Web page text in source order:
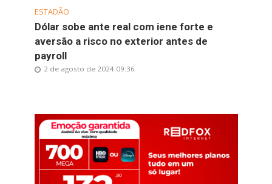
ESTADÃO
Dólar sobe ante real com iene forte e
aversão a risco no exterior antes de
payroll
2 de agosto de 2024 09:36